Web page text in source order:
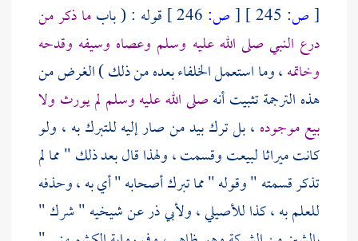
[ص: [ص: قوله : ( بابما ذكر من
درع النبي صلى الله عليه وسلم وعصاه وسيفه وقدحه
وخاتمه، وما استعمل الخلفاء بعده من ذلك ) الغرض من
هذه الترجمة تثبيت أنهصلى الله عليه وسلم لم يورث ولا
بيع موجوده ، بل ترك بيد من صار إليه للتبرك به ، ولو
كانت ميراثا لبيعت وقسمت ، ولهذا قال بعد ذلك " مما لم
تذكر قسمته " وقوله " مما تبرك أصحابه " أي به ، وحذفه
للعلم به ، كذاللأصيلي،ولأبي ذرعن شيخيه " شرك "